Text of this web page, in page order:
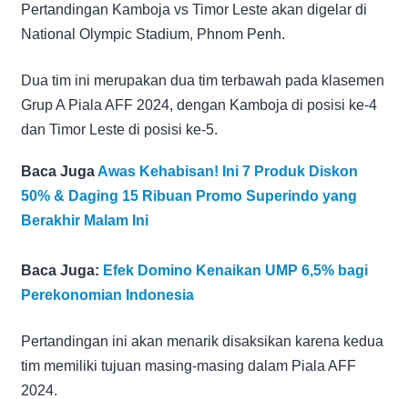
Pertandingan Kamboja vs Timor Leste akan digelar di
National Olympic Stadium, Phnom Penh.
Dua tim ini merupakan dua tim terbawah pada klasemen
Grup A Piala AFF 2024, dengan Kamboja di posisi ke-4
dan Timor Leste di posisi ke-5.
Baca JugaAwas Kehabisan! Ini 7 Produk Diskon
50% & Daging 15 Ribuan Promo Superindo yang
Berakhir Malam Ini
Baca Juga: Efek Domino Kenaikan UMP 6,5% bagi
Perekonomian Indonesia
Pertandingan ini akan menarik disaksikan karena kedua
tim memiliki tujuan masing-masing dalam Piala AFF
2024.